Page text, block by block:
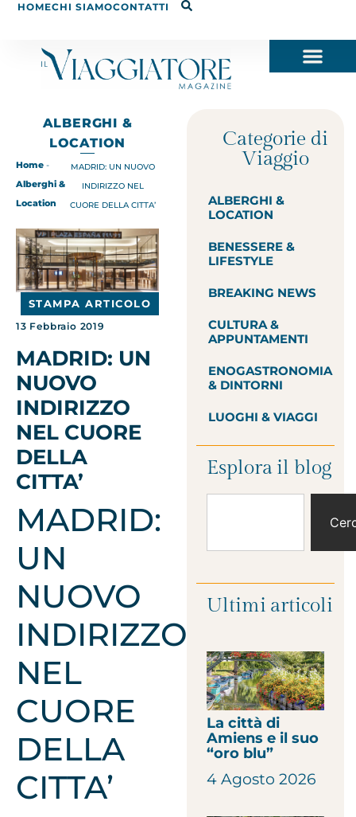
HOMECHI SIAMOCONTATTI
ALBERGHI &
LOCATION
Home -
Alberghi &
Location
MADRID: UN NUOVO
INDIRIZZO NEL
CUORE DELLA CITTA’
STAMPA ARTICOLO
13 Febbraio 2019
MADRID: UN
NUOVO
INDIRIZZO
NEL CUORE
DELLA
CITTA’
MADRID:
UN
NUOVO
INDIRIZZO
NEL
CUORE
DELLA
CITTA’
Categorie di
Viaggio
ALBERGHI &
LOCATION
BENESSERE &
LIFESTYLE
BREAKING NEWS
CULTURA &
APPUNTAMENTI
ENOGASTRONOMIA
& DINTORNI
LUOGHI & VIAGGI
Esplora il blog
Ultimi articoli
La città di
Amiens e il suo
“oro blu”
4 Agosto 2026